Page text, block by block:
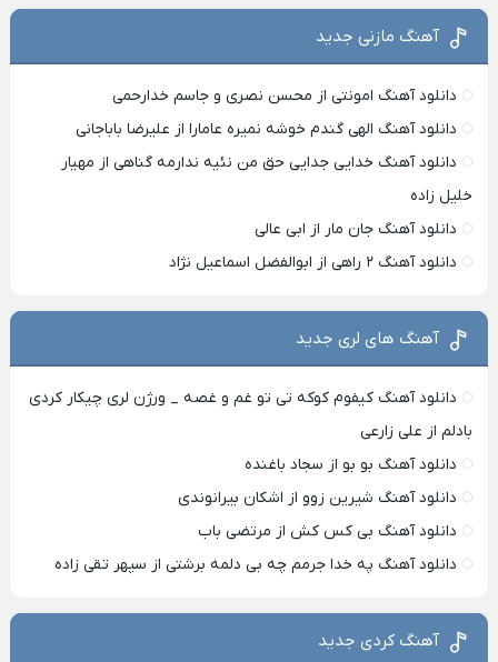
آهنگ مازنی جدید
دانلود آهنگ امونتی از محسن نصری و جاسم خدارحمی
دانلود آهنگ الهی گندم خوشه نمیره عامارا از علیرضا باباجانی
دانلود آهنگ خدایی جدایی حق من نئیه ندارمه گناهی از مهیار
خلیل زاده
دانلود آهنگ جان مار از ابی عالی
دانلود آهنگ ۲ راهی از ابوالفضل اسماعیل نژاد
آهنگ های لری جدید
دانلود آهنگ کیفوم کوکه تی تو غم و غصه _ ورژن لری چیکار کردی
بادلم از علی زارعی
دانلود آهنگ بو بو از سجاد باغنده
دانلود آهنگ شیرین زوو از اشکان بیرانوندی
دانلود آهنگ بی کس کش از مرتضی باب
دانلود آهنگ په خدا جرمم چه بی دلمه برشتی از سپهر تقی زاده
آهنگ کردی جدید